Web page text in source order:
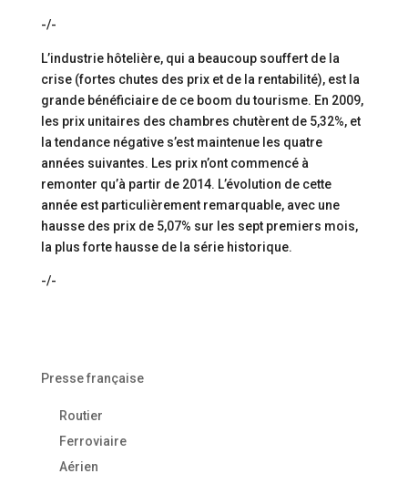
-/-
L’industrie hôtelière, qui a beaucoup souffert de la
crise (fortes chutes des prix et de la rentabilité), est la
grande bénéficiaire de ce boom du tourisme. En 2009,
les prix unitaires des chambres chutèrent de 5,32%, et
la tendance négative s’est maintenue les quatre
années suivantes. Les prix n’ont commencé à
remonter qu’à partir de 2014. L’évolution de cette
année est particulièrement remarquable, avec une
hausse des prix de 5,07% sur les sept premiers mois,
la plus forte hausse de la série historique.
-/-
Presse française
Routier
Ferroviaire
Aérien